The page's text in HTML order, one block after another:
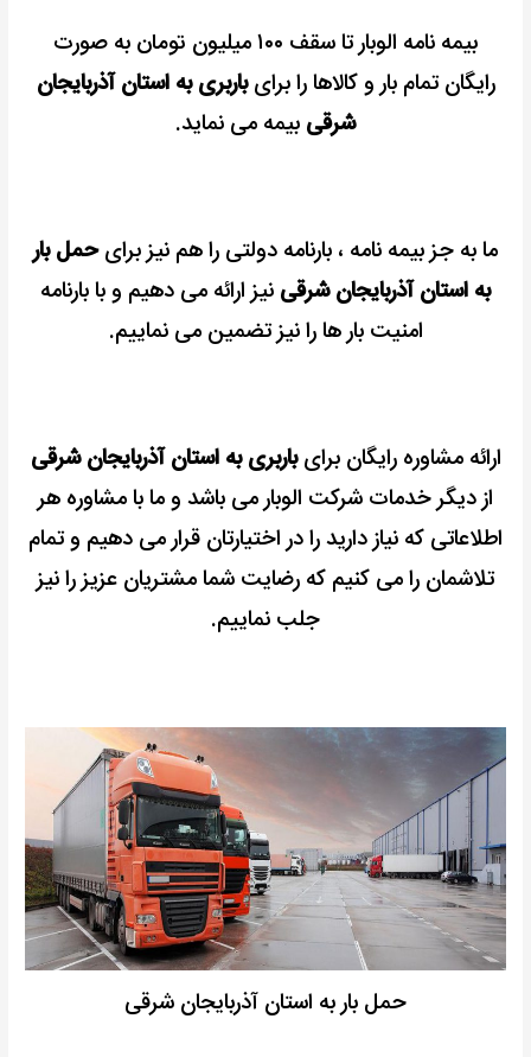
بیمه نامه الوبار تا سقف ۱۰۰ میلیون تومان به صورت
رایگان تمام بار و کالاها را برایباربری به استان آذربایجان
شرقی بیمه می نماید.
ما به جز بیمه نامه ، بارنامه دولتی را هم نیز برایحمل بار
به استان آذربایجان شرقی نیز ارائه می دهیم و با بارنامه
امنیت بار ها را نیز تضمین می نماییم.
ارائه مشاوره رایگان برایباربری به استان آذربایجان شرقی
از دیگر خدمات شرکت الوبار می باشد و ما با مشاوره هر
اطلاعاتی که نیاز دارید را در اختیارتان قرار می دهیم و تمام
تلاشمان را می کنیم که رضایت شما مشتریان عزیز را نیز
جلب نماییم.
حمل بار به استان آذربایجان شرقی